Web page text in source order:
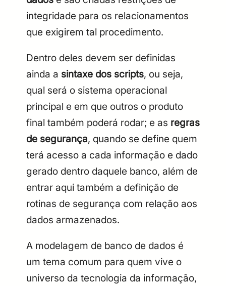
integridade para os relacionamentos
que exigirem tal procedimento.
Dentro deles devem ser definidas
ainda a sintaxe dos scripts, ou seja,
qual será o sistema operacional
principal e em que outros o produto
final também poderá rodar; e as regras
de segurança, quando se define quem
terá acesso a cada informação e dado
gerado dentro daquele banco, além de
entrar aqui também a definição de
rotinas de segurança com relação aos
dados armazenados.
A modelagem de banco de dados é
um tema comum para quem vive o
universo da tecnologia da informação,